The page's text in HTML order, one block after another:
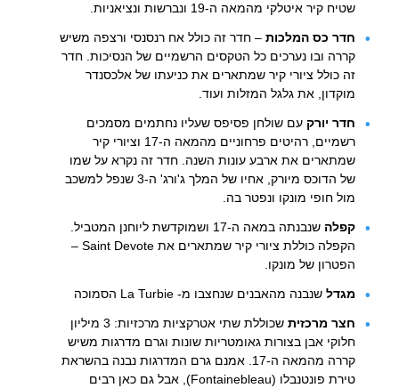
שטיח קיר איטלקי מהמאה ה-19 ונברשות ונציאניות.
חדר כס המלכות– חדר זה כולל אח רנסנסי ורצפה משיש
קררה ובו נערכים כל הטקסים הרשמיים של הנסיכות. חדר
זה כולל ציורי קיר שמתארים את כניעתו של אלכסנדר
מוקדון, את גלגל המזלות ועוד.
חדר יורקעם שולחן פסיפס שעליו נחתמים מסמכים
רשמיים, רהיטים פרחוניים מהמאה ה-17 וציורי קיר
שמתארים את ארבע עונות השנה. חדר זה נקרא על שמו
של הדוכס מיורק, אחיו של המלך ג'ורג' ה-3 שנפל למשכב
מול חופי מונקו ונפטר בה.
קפלה
שנבנתה במאה ה-17 ושמוקדשת ליוחנן המטביל.
הקפלה כוללת ציורי קיר שמתארים את Saint Devote –
הפטרון של מונקו.
מגדלשנבנה מהאבנים שנחצבו מ- La Turbie הסמוכה
חצר מרכזית
שכוללת שתי אטרקציות מרכזיות: 3 מיליון
חלוקי אבן בצורות גאומטריות שונות וגרם מדרגות משיש
קררה מהמאה ה-17. אמנם גרם המדרגות נבנה בהשראת
טירת פונטנבלו (Fontainebleau), אבל גם כאן רבים